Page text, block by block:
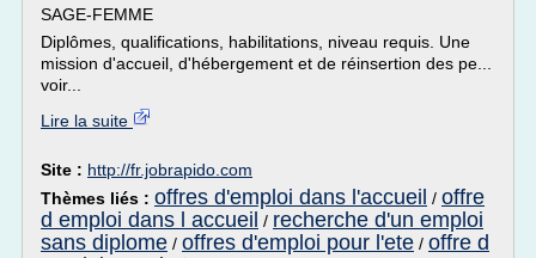
SAGE-FEMME
Diplômes, qualifications, habilitations, niveau requis. Une
mission d'accueil, d'hébergement et de réinsertion des pe...
voir...
Lire la suite
Site : http://fr.jobrapido.com
Thèmes liés : offres d'emploi dans l'accueil / offre
d emploi dans l accueil / recherche d'un emploi
sans diplome / offres d'emploi pour l'ete / offre d